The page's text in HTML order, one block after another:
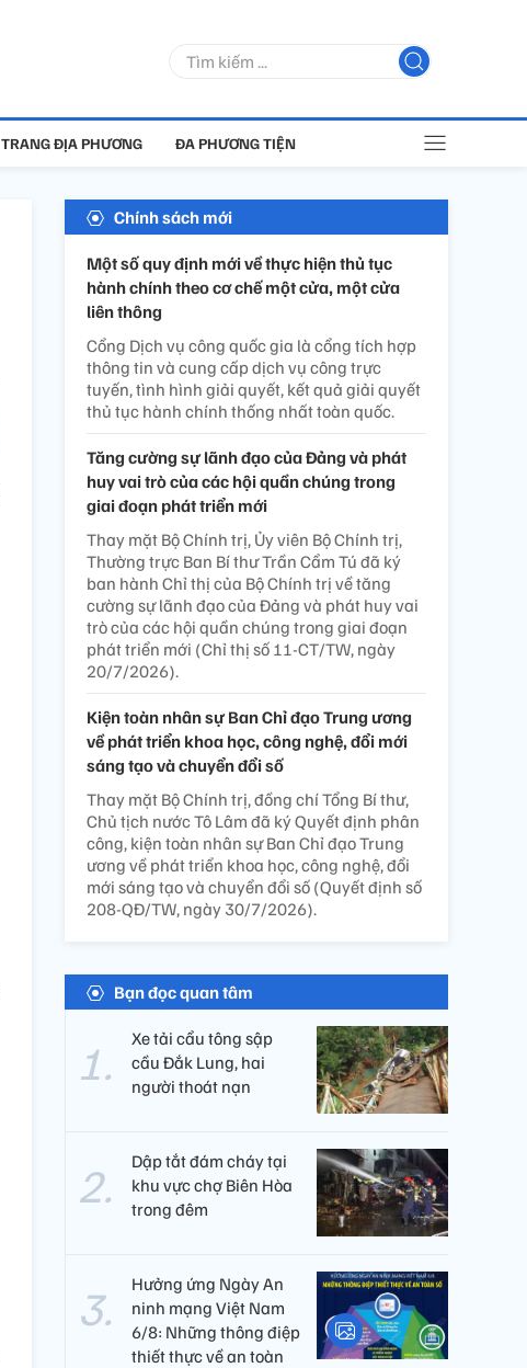
TRANG ĐỊA PHƯƠNG ĐA PHƯƠNG TIỆN
Chính sách mới
Một số quy định mới về thực hiện thủ tục
hành chính theo cơ chế một cửa, một cửa
liên thông
Cổng Dịch vụ công quốc gia là cổng tích hợp
thông tin và cung cấp dịch vụ công trực
tuyến, tình hình giải quyết, kết quả giải quyết
thủ tục hành chính thống nhất toàn quốc.
Tăng cường sự lãnh đạo của Đảng và phát
huy vai trò của các hội quần chúng trong
giai đoạn phát triển mới
Thay mặt Bộ Chính trị, Ủy viên Bộ Chính trị,
Thường trực Ban Bí thư Trần Cẩm Tú đã ký
ban hành Chỉ thị của Bộ Chính trị về tăng
cường sự lãnh đạo của Đảng và phát huy vai
trò của các hội quần chúng trong giai đoạn
phát triển mới (Chỉ thị số 11-CT/TW, ngày
20/7/2026).
Kiện toàn nhân sự Ban Chỉ đạo Trung ương
về phát triển khoa học, công nghệ, đổi mới
sáng tạo và chuyển đổi số
Thay mặt Bộ Chính trị, đồng chí Tổng Bí thư,
Chủ tịch nước Tô Lâm đã ký Quyết định phân
công, kiện toàn nhân sự Ban Chỉ đạo Trung
ương về phát triển khoa học, công nghệ, đổi
mới sáng tạo và chuyển đổi số (Quyết định số
208-QĐ/TW, ngày 30/7/2026).
Bạn đọc quan tâm
Xe tải cẩu tông sập
cầu Đắk Lung, hai
người thoát nạn
Dập tắt đám cháy tại
khu vực chợ Biên Hòa
trong đêm
Hưởng ứng Ngày An
ninh mạng Việt Nam
6/8: Những thông điệp
thiết thực về an toàn